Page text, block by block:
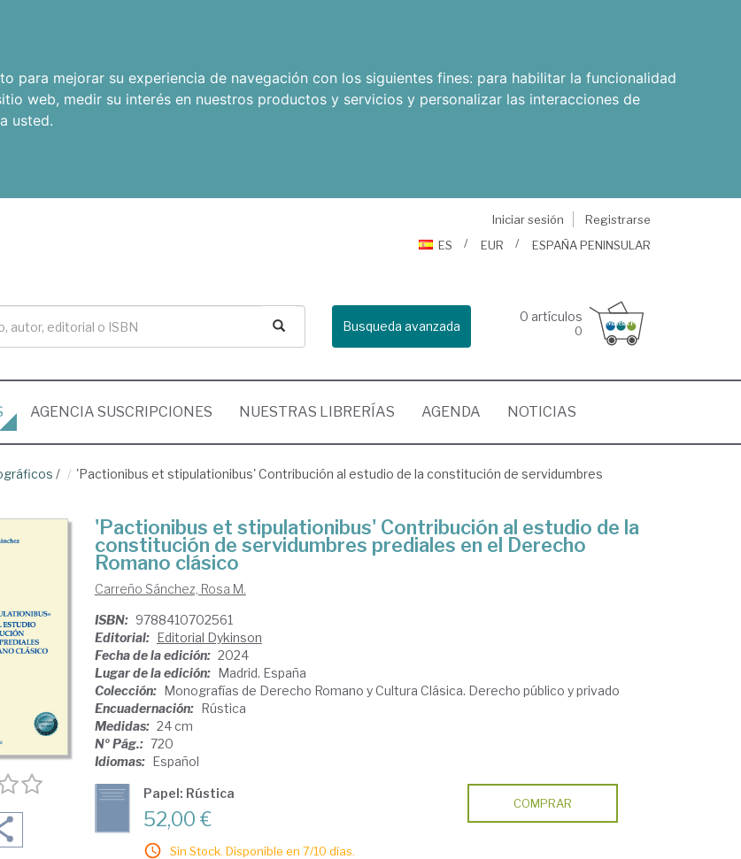
para mejorar su experiencia de navegación con los siguientes fines: para habilitar la funcionalidad
web, medir su interés en nuestros productos y servicios y personalizar las interacciones de
usted.
Iniciar sesión
Registrarse
ES
EUR ESPAÑA PENINSULAR
Busqueda avanzada
0 artículos
0
AGENCIA SUSCRIPCIONES NUESTRAS LIBRERÍAS AGENDA NOTICIAS
/
'Pactionibus et stipulationibus' Contribución al estudio de la constitución de servidumbres
'Pactionibus et stipulationibus' Contribución al estudio de la
constitución de servidumbres prediales en el Derecho
Romano clásico
Carreño Sánchez, Rosa M.
ISBN: 9788410702561
Editorial: Editorial Dykinson
Fecha de la edición: 2024
Lugar de la edición: Madrid. España
Colección: Monografías de Derecho Romano y Cultura Clásica. Derecho público y privado
Encuadernación: Rústica
Medidas: 24 cm
Nº Pág.: 720
Idiomas: Español
Papel: Rústica
52,00 €
Sin Stock. Disponible en 7/10 días.
COMPRAR